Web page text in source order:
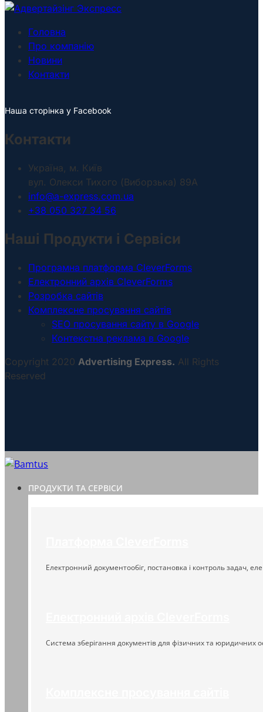
Головна
Про компанію
Новини
Контакти
Наша сторінка у Facebook
Контакти
Україна, м. Київ
вул. Олекси Тихого (Виборзька) 89А
info@a-express.com.ua
+38 050 327 34 56
Наші Продукти і Сервіси
Програмна платформа CleverForms
Електронний архів CleverForms
Розробка сайтів
Комплексне просування сайтів
SEO просування сайту в Google
Контекстна реклама в Google
Copyright 2020 Advertising Express. All Rights
Reserved
ПРОДУКТИ ТА СЕРВІСИ
Електронний документообіг, постановка і контроль задач,
Система зберігання документів для фізичних та юридичних